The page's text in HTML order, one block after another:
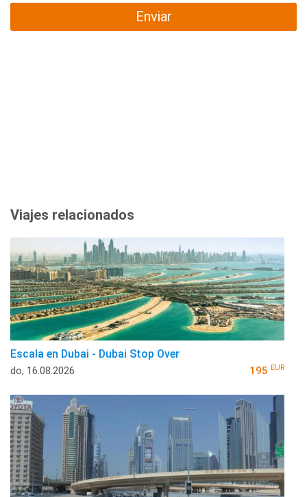
Enviar
Viajes relacionados
Escala en Dubai - Dubai Stop Over
do, 16.08.2026 195 EUR